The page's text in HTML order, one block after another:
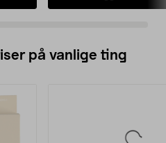
på vanlige ting